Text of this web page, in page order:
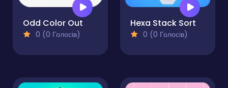
Odd Color Out
0 (0 Голосів)
Hexa Stack Sort
0 (0 Голосів)